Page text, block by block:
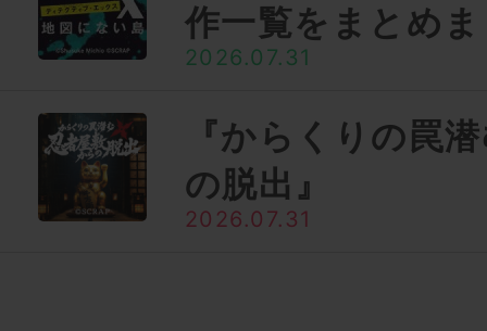
作一覧をまとめ
2026.07.31
『からくりの罠
の脱出』
2026.07.31